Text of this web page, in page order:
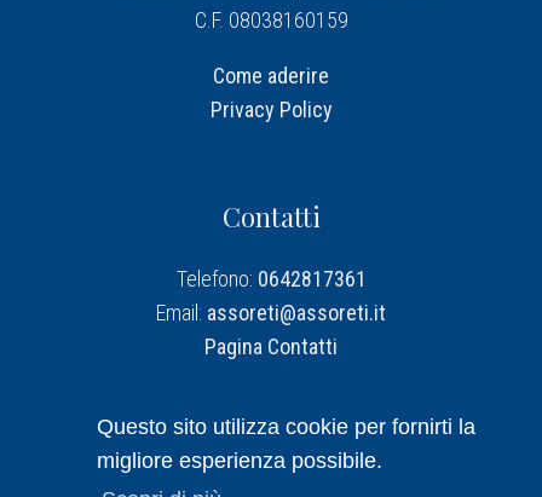
Questo sito utilizza cookie per fornirti la
migliore esperienza possibile.
C.F. 08038160159
Come aderire
Privacy Policy
Contatti
Telefono: 0642817361
Email: assoreti@assoreti.it
Pagina Contatti